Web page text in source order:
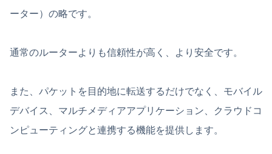
ーター）の略です。
通常のルーターよりも信頼性が高く、より安全です。
また、パケットを目的地に転送するだけでなく、モバイル
デバイス、マルチメディアアプリケーション、クラウドコ
ンピューティングと連携する機能を提供します。